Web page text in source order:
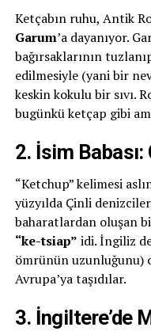
Ketçabın ruhu, Antik
Garum’a dayanıyor.
bağırsaklarının
edilmesiyle (yani bir
keskin kokulu bir sıvı.
bugünkü ketçap gibi
2. İsim Babası:
“Ketchup” kelimesi
yüzyılda Çinli
baharatlardan oluşan
“ke-tsiap” idi. İngiliz
ömrünün uzunluğunu)
Avrupa’ya taşıdılar.
3. İngiltere’de